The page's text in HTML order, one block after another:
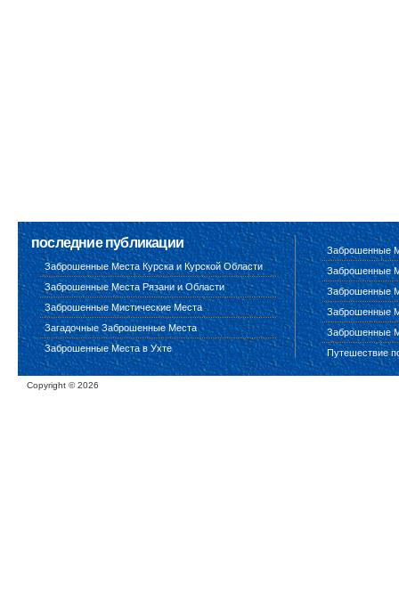
последние публикации
Заброшенные Места Курска и Курской Области
Заброшенные Места Рязани и Области
Заброшенные Мистические Места
Загадочные Заброшенные Места
Заброшенные Места в Ухте
Заброшенные
Заброшенные
Заброшенные
Заброшенные
Заброшенные
Путешествие
Copyright ©2026